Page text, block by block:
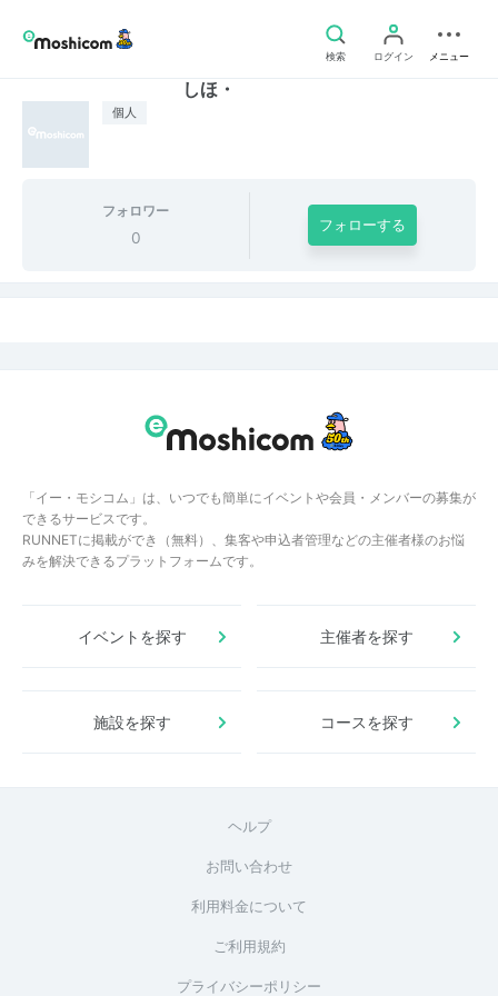
検索 ログイン メニュー
個人
しほ・
フォロワー
0
フォローする
「イー・モシコム」は、いつでも簡単にイベントや会員・メンバーの募集が
できるサービスです。
RUNNETに掲載ができ（無料）、集客や申込者管理などの主催者様のお悩
みを解決できるプラットフォームです。
イベントを探す 主催者を探す
施設を探す コースを探す
ヘルプ
お問い合わせ
利用料金について
ご利用規約
プライバシーポリシー